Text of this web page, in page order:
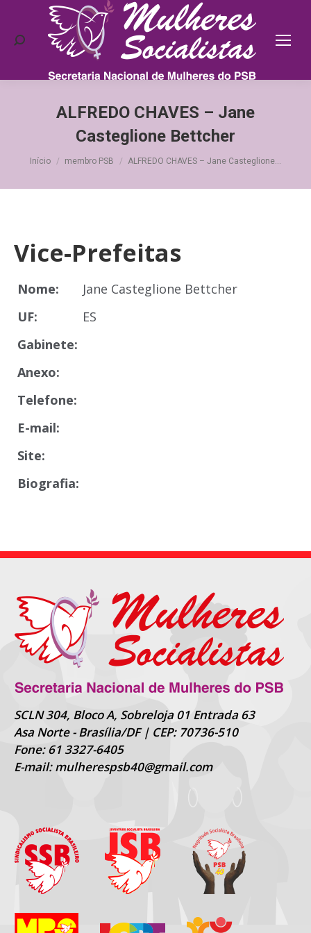
Search:
ALFREDO CHAVES – Jane
Casteglione Bettcher
Você está aqui:
Início membro PSB ALFREDO CHAVES – Jane Casteglione…
Vice-Prefeitas
Nome:
Jane Casteglione Bettcher
UF:
ES
Gabinete:
Anexo:
Telefone:
E-mail:
Site:
Biografia:
SCLN 304, Bloco A, Sobreloja 01 Entrada 63
Asa Norte - Brasília/DF | CEP: 70736-510
Fone: 61 3327-6405
E-mail: mulherespsb40@gmail.com